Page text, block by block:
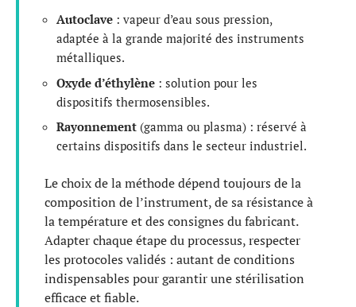
Autoclave : vapeur d’eau sous pression,
adaptée à la grande majorité des instruments
métalliques.
Oxyde d’éthylène : solution pour les
dispositifs thermosensibles.
Rayonnement (gamma ou plasma) : réservé à
certains dispositifs dans le secteur industriel.
Le choix de la méthode dépend toujours de la
composition de l’instrument, de sa résistance à
la température et des consignes du fabricant.
Adapter chaque étape du processus, respecter
les protocoles validés : autant de conditions
indispensables pour garantir une stérilisation
efficace et fiable.